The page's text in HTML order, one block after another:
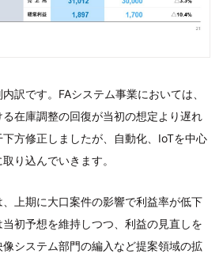
訳です。FAシステム事業においては、
在庫調整の回復が当初の想定より遅れ
方修正しましたが、自動化、IoTを中心
り込んでいきます。
上期に大口案件の影響で利益率が低下
初予想を維持しつつ、利益の見直しを
システム部門の編入など提案領域の拡